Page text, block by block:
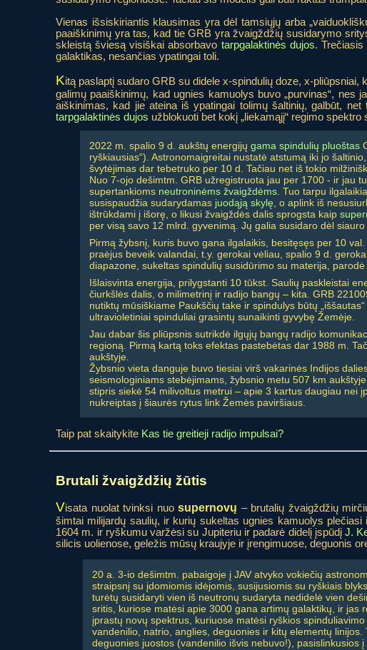
Vienas išsiskiriantis klausimas yra dėl tamsiųjų arba
paaiškinimų yra tas, kad tie GRB yra žvaigždžių susidarymo
skleistą šviesą visiškai absorbavo tarpgalaktinės dujos.
galaktikas, nesančias ypatingai toli.
Kitą paslaptį sudaro GRB su didele x-spindulių doze, x-pliūpsniai,
galimų paaiškinimų, kad ugnies kamuolys buvo „purvinas“,
aiškinimas, kad jie ateina iš ypatingai tolimų šaltinių, galbūt,
tarpgalaktinės dujos užblokuoti bet kokį „liekamąjį“ regimo spektro
2022 m. spalio 9 d. aukštų energijų gama spindulių pluoštas
ryškiausias“). Astronomaigreitai nustatė atstumą iki jo
švytėjimas dar tebetruko per 10 d. Tačiau net iš tokio
Nuo 7-ojo dešimtm. GRB užregistruota jau per 1700 - ir jau
supertankioms neutroninėms žvaigždėms . Tuo tarpu
susispaudžia sudarydamas juodąją skylę , o aplink iš
ištrūkdami į išorę, o likusi žvaigždės dalis sprogsta kaip
per visą savo 12 mlrd. gyvenimą. Jų galia susidaro dėl
Pirmą žybsnį, kuris buvo gana ilgalaikis, besitęsęs per 10
praėjus beveik valandai, t.y. gerokai vėliau, spalio 9 d.
diapazone, sukeltas spindulių susidūrimo su materija,
Išlaisvinta energija, prilygstanti 10 tūkst. Saulių paskleistai
čiurkšlės dalis, o milimetrinį ir radijo bangų – kita. GRB
nutiktų mūsiškiame Paukščių take ir spindulys būtų
ultravioletiniai spinduliai grasintų sunaikinti gyvybę Žemėje.
Jau dabar šis pliūpsnis sutrikdė ilgųjų bangų radijo
regioną. Pirmą kartą toks efektas pastebėtas dar 1988 m.
aukštyje.
Žybsnio vieta danguje buvo tiesiai virš vakarinės Indijos
seismologiniams stebėjimams, žybsnio metu 507 km
stipris siekė 54 milivoltus metrui – apie 3 kartus daugiau nei
nukreiptas į šiaurės rytus link Žemės paviršiaus.
Taip pat skaitykite Kas tie greitieji radijo impulsai?
Brutali žvaigždžių žūtis
Visata nuolat tvinksi nuosupernovų – brutalių žvaigždžių
šimtai milijardų saulių, ir kurių sukeltas ugnies kamuolys
1604 m. ir ryškumu varžėsi su Jupiteriu ir padarė didelį įspūdįJ.
silicis uolienose, geležis mūsų kraujyje ir įrengimuose, deguonis
20 a. 3-io dešimtm. pabaigoje į JAV atvyko vokiečių
straipsnį su įdomiomis idėjomis, susijusiomis su ryškiais
turėtų susidaryti vien iš neutronų sudaryta nedidelė vien
sritis, kuriose matėsi apie 3000 gana artimų galaktikų, ir
įprastų novų spektrus, kuriuose matėsi ryškios
vandenilio, natrio, anglies, deguonies ir kitų elementų
deguonies juostos (vandenilio išvis nebuvo!), pasislinkusios